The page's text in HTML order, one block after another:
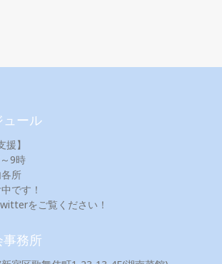
ュール
援】
9時
所
です！
をご覧ください！
事務所